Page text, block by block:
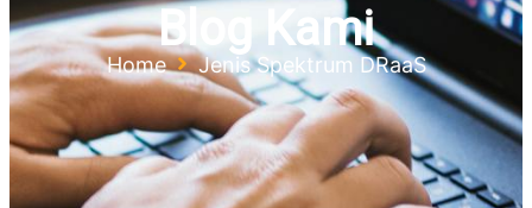
Blog Kami
Home Jenis Spektrum DRaaS